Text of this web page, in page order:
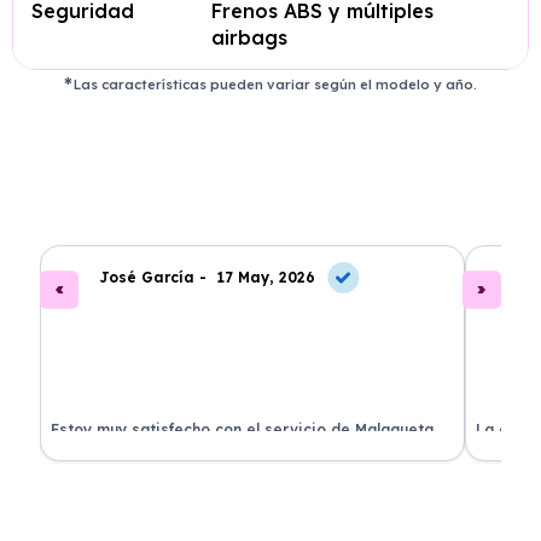
Seguridad
Frenos ABS y múltiples
airbags
Las características pueden variar según el modelo y año.
José García - 17 May, 2026
Estoy muy satisfecho con el servicio de Malagueta
Renting. El coche llegó en perfectas condiciones y el
La
ha